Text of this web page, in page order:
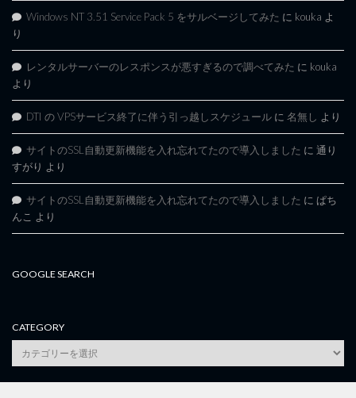
Windows NT 3.51 Service Pack 5 をサルベージしてみた に kouka よ
り
レンタルサーバーのレスポンスが悪すぎるので調べてみた に kouka
より
DTI の VPSサービス終了に伴う引っ越しスケジュール に 名無し より
サイトのSSL自動更新機能を入れ忘れてたので導入しました に 通り
すがり より
サイトのSSL自動更新機能を入れ忘れてたので導入しました に ぱち
んこ より
GOOGLE SEARCH
CATEGORY
category